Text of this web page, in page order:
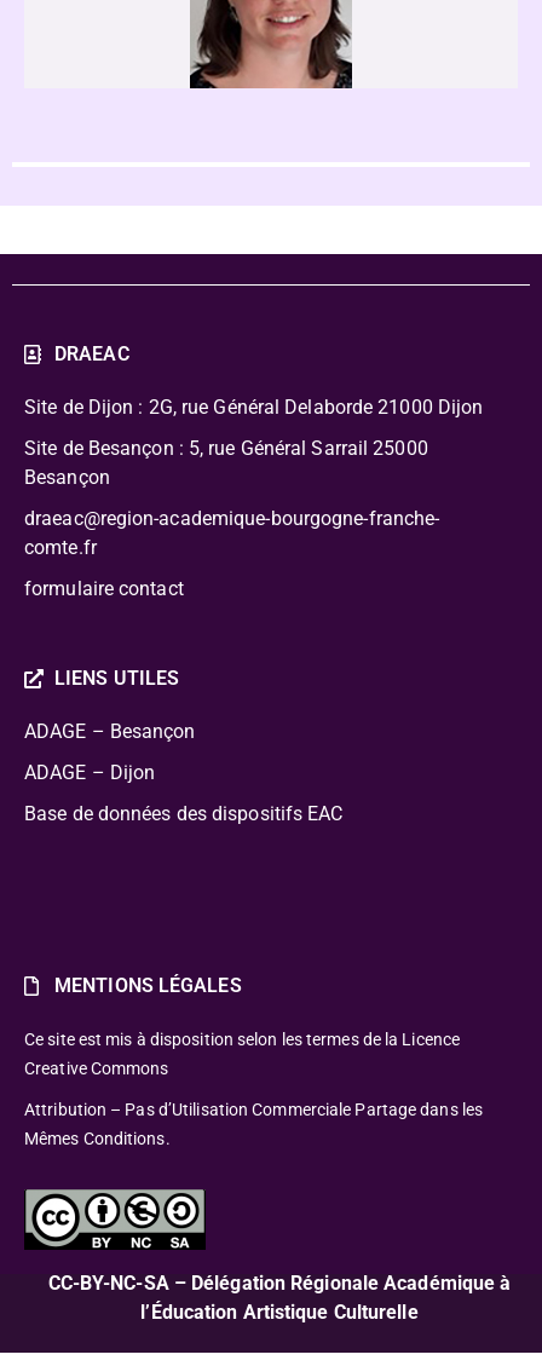
DRAEAC
Site de Dijon : 2G, rue Général Delaborde 21000 Dijon
Site de Besançon : 5, rue Général Sarrail 25000
Besançon
draeac@region-academique-bourgogne-franche-
comte.fr
formulaire contact
LIENS UTILES
ADAGE – Besançon
ADAGE – Dijon
Base de données des dispositifs EAC
MENTIONS LÉGALES
Ce site est mis à disposition selon les termes de la Licence
Creative Commons
Attribution – Pas d’Utilisation Commerciale Partage dans les
Mêmes Conditions.
CC-BY-NC-SA – Délégation Régionale Académique à
l’Éducation Artistique Culturelle